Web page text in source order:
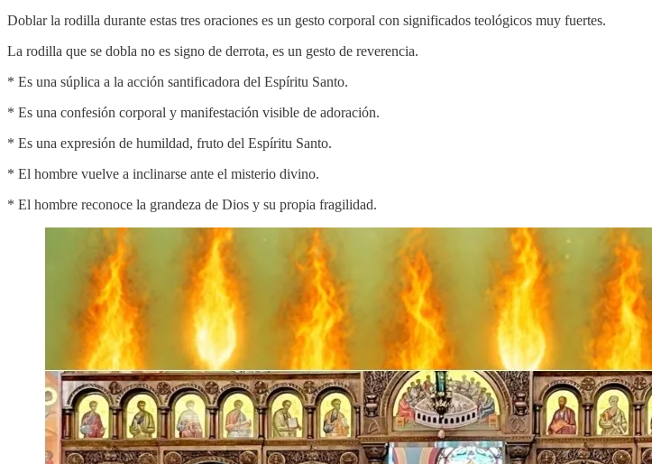
Doblar la rodilla durante estas tres oraciones es un gesto corporal con significados teológicos muy fuertes.
La rodilla que se dobla no es signo de derrota, es un gesto de reverencia.
* Es una súplica a la acción santificadora del Espíritu Santo.
* Es una confesión corporal y manifestación visible de adoración.
* Es una expresión de humildad, fruto del Espíritu Santo.
* El hombre vuelve a inclinarse ante el misterio divino.
* El hombre reconoce la grandeza de Dios y su propia fragilidad.